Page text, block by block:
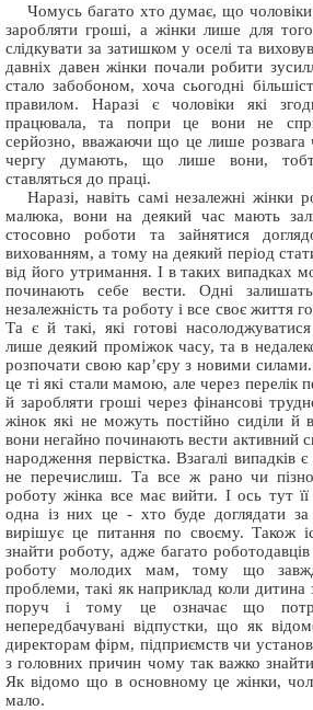
Чомусь багато хто думає, що
заробляти гроші, а жінки лише для
слідкувати за затишком у оселі та
давніх давен жінки почали робити
стало забобоном, хоча сьогодні
правилом. Наразі є чоловіки які
працювала, та попри це вони не
серйозно, вважаючи що це лише розвага
чергу думають, що лише вони,
ставляться до праці.
Наразі, навіть самі незалежні
малюка, вони на деякий час мають
стосовно роботи та зайнятися
вихованням, а тому на деякий період
від його утримання. І в таких випадках
починають себе вести. Одні
незалежність та роботу і все своє життя
Та є й такі, які готові
лише деякий проміжок часу, та в
розпочати свою кар’єру з новими
це ті які стали мамою, але через перелік
й заробляти гроші через фінансові
жінок які не можуть постійно сиділи й
вони негайно починають вести активний
народження первістка. Взагалі випадків
не перечислиш. Та все ж рано чи
роботу жінка все має вийти. І ось тут її
одна із них це - хто буде доглядати
вирішує це питання по своєму. Також
знайти роботу, адже багато
роботу молодих мам, тому що
проблеми, такі як наприклад коли дитина
поруч і тому це означає що
непередбачувані відпустки, що як
директорам фірм, підприємств чи
з головних причин чому так важко
Як відомо що в основному це жінки,
мало.